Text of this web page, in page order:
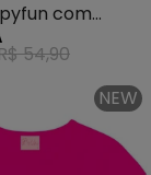
com
nas Costas
54,90
NEW